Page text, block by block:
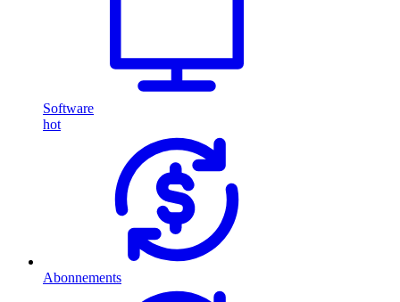
Software
hot
Abonnements